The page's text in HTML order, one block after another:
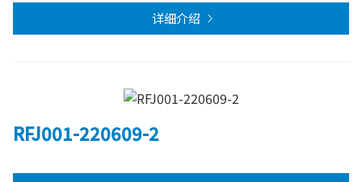
详细介绍
RFJ001-220609-2